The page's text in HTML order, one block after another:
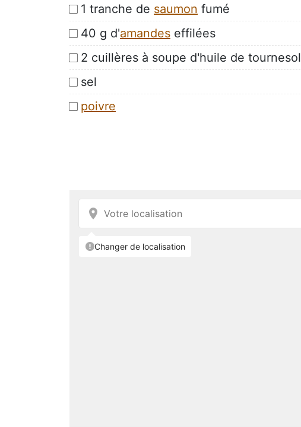
1 tranche de saumon fumé
40 g d'amandes effilées
2 cuillères à soupe d'huile de tournesol
sel
poivre